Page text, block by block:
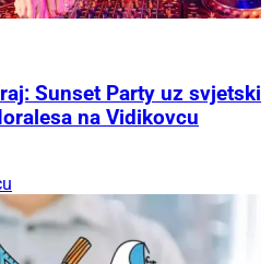
Sunset Party uz svjetski
na Vidikovcu